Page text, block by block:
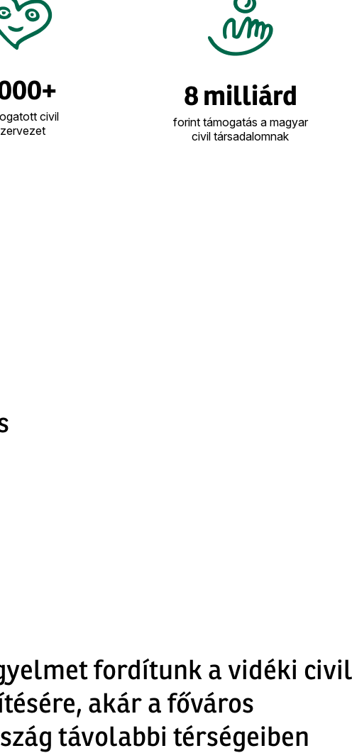
civil
8 milliárd
forint támogatás a magyar
civil társadalomnak
fordítunk a vidéki civil
akár a főváros
távolabbi térségeiben